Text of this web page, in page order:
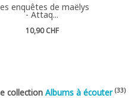
enquêtes de maëlys
- Attaq...
10,90 CHF
collection Albums à écouter (33)